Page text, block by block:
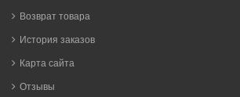
Возврат товара
История заказов
Карта сайта
Отзывы